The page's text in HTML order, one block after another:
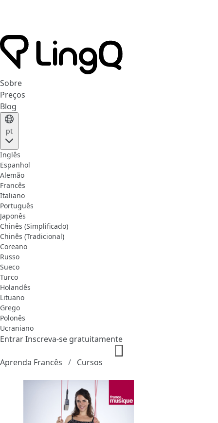
Sobre
Preços
Blog
pt
Inglês
Espanhol
Alemão
Francês
Italiano
Português
Japonês
Chinês (Simplificado)
Chinês (Tradicional)
Coreano
Russo
Sueco
Turco
Holandês
Lituano
Grego
Polonês
Ucraniano
EntrarInscreva-se gratuitamente
Aprenda Francês Cursos